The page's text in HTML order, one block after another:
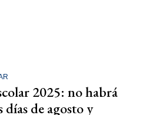
2025: no habrá
días de agosto y